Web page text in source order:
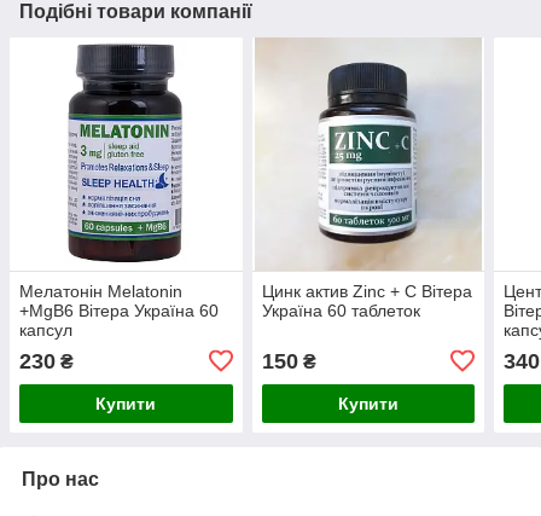
Подібні товари компанії
Мелатонін Melatonin
+MgB6 Вітера Україна 60
капсул
230 ₴
Купити
Цинк актив Zinc + C Вітера
Україна 60 таблеток
150₴
Купити
340
Про нас